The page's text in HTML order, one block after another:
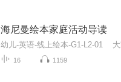
海尼曼绘本家庭活动导读
16 1159